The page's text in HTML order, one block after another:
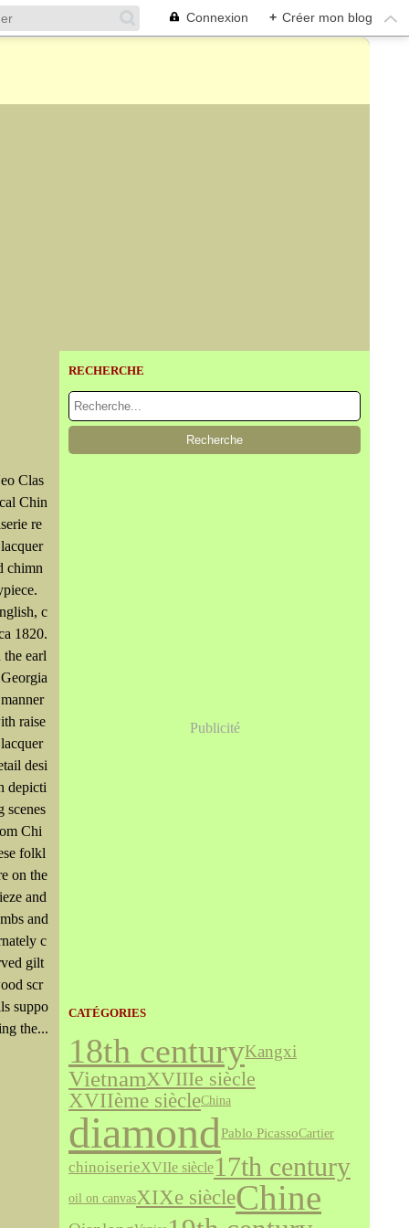
Connexion + Créer mon blog
Clas
Chin
re
chimn
c
1820.
the earl
raise
desi
depicti
scenes
Chi
folkl
on the
and
and
c
gilt
scr
suppo
the...
RECHERCHE
Publicité
CATÉGORIES
18th centuryKangxi
VietnamXVIIIe siècle
XVIIème siècleChina
diamondPablo PicassoCartier
chinoiserieXVIIe siècle17th century
oil on canvasXIXe siècleChine